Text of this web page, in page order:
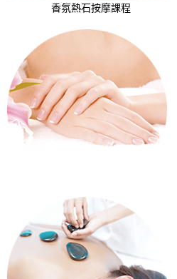
香氛熱石按摩課程